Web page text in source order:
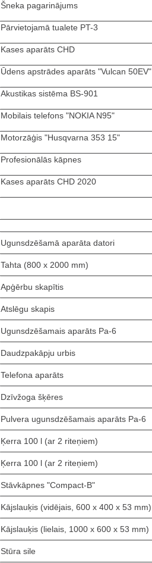
Šneka pagarinājums
Pārvietojamā tualete PT-3
Kases aparāts CHD
Ūdens apstrādes aparāts "Vulcan 50EV"
Akustikas sistēma BS-901
Mobilais telefons "NOKIA N95"
Motorzāģis "Husqvarna 353 15"
Profesionālās kāpnes
Kases aparāts CHD 2020
Ugunsdzēšamā aparāta datori
Tahta (800 x 2000 mm)
Apģērbu skapītis
Atslēgu skapis
Ugunsdzēšamais aparāts Pa-6
Daudzpakāpju urbis
Telefona aparāts
Dzīvžoga šķēres
Pulvera ugunsdzēšamais aparāts Pa-6
Ķerra 100 l (ar 2 riteņiem)
Ķerra 100 l (ar 2 riteņiem)
Stāvkāpnes "Compact-B"
Kājslauķis (vidējais, 600 x 400 x 53 mm)
Kājslauķis (lielais, 1000 x 600 x 53 mm)
Stūra sile